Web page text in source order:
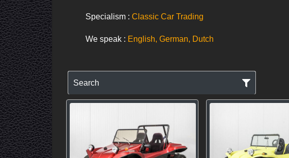
Specialism : Classic Car Trading
We speak : English, German, Dutch
Search